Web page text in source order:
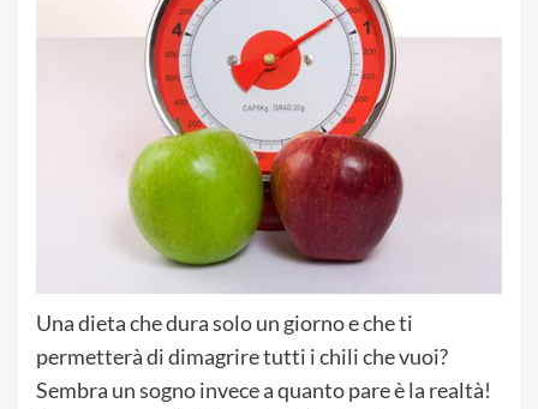
Una dieta che dura solo un giorno e che ti
permetterà di dimagrire tutti i chili che vuoi?
Sembra un sogno invece a quanto pare è la realtà!